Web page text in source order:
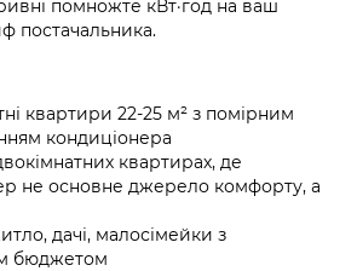
помножте кВт·год на ваш
постачальника.
квартири 22-25 м² з помірним
кондиціонера
квартирах, де
не основне джерело комфорту, а
дачі, малосімейки з
бюджетом